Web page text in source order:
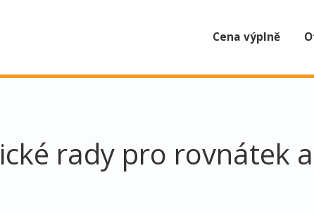
Cena výplně
rady pro rovnátek a